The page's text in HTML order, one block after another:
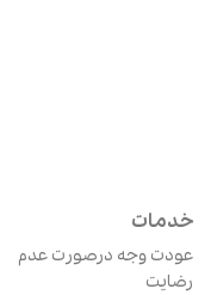
خدمات
عودت وجه درصورت عدم
رضایت